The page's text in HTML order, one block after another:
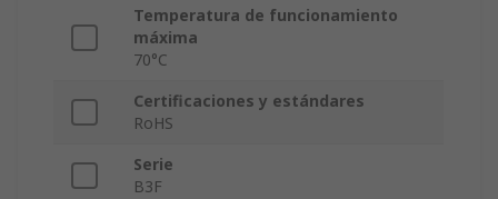
Temperatura de funcionamiento
máxima
70°C
Certificaciones y estándares
RoHS
Serie
B3F